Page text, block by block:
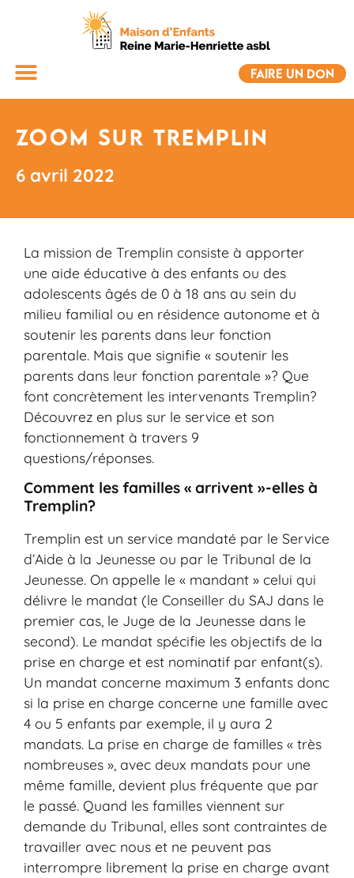
FAIRE UN DON
Zoom sur Tremplin
6 avril 2022
La mission de Tremplin consiste à apporter
une aide éducative à des enfants ou des
adolescents âgés de 0 à 18 ans au sein du
milieu familial ou en résidence autonome et à
soutenir les parents dans leur fonction
parentale. Mais que signifie « soutenir les
parents dans leur fonction parentale »? Que
font concrètement les intervenants Tremplin?
Découvrez en plus sur le service et son
fonctionnement à travers 9
questions/réponses.
Comment les familles « arrivent »-elles à
Tremplin?
Tremplin est un service mandaté par le Service
d’Aide à la Jeunesse ou par le Tribunal de la
Jeunesse. On appelle le « mandant » celui qui
délivre le mandat (le Conseiller du SAJ dans le
premier cas, le Juge de la Jeunesse dans le
second). Le mandat spécifie les objectifs de la
prise en charge et est nominatif par enfant(s).
Un mandat concerne maximum 3 enfants donc
si la prise en charge concerne une famille avec
4 ou 5 enfants par exemple, il y aura 2
mandats. La prise en charge de familles « très
nombreuses », avec deux mandats pour une
même famille, devient plus fréquente que par
le passé. Quand les familles viennent sur
demande du Tribunal, elles sont contraintes de
travailler avec nous et ne peuvent pas
interrompre librement la prise en charge avant